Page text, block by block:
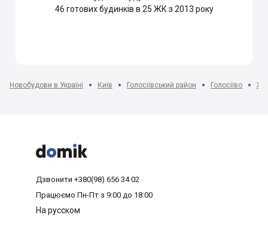
46 готових будинків в 25 ЖК з 2013 року
Новобудови в Україні Київ Голосіївський район Голосіїво ЖК



Дзвонити +380(98) 656 34 02
Працюємо Пн-Пт з 9:00 до 18:00
На русском